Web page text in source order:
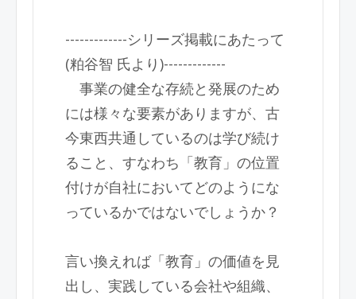
-------------シリーズ掲載にあたって
(粕谷智 氏より)-------------
事業の健全な存続と発展のため
には様々な要素がありますが、古
今東西共通しているのは学び続け
ること、すなわち「教育」の位置
付けが自社においてどのようにな
っているかではないでしょうか？
言い換えれば「教育」の価値を見
出し、実践している会社や組織、